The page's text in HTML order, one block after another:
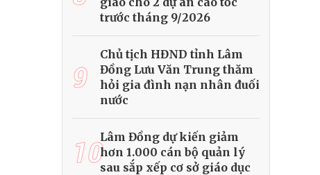
trước tháng 9/2026
9
Chủ tịch HĐND tỉnh Lâm
Đồng Lưu Văn Trung thăm
hỏi gia đình nạn nhân đuối
nước
10Lâm Đồng dự kiến giảm
hơn 1.000 cán bộ quản lý
sau sắp xếp cơ sở giáo dục